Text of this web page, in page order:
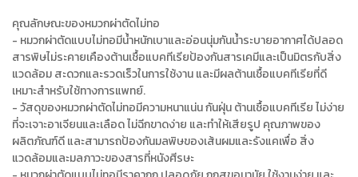
คุณลักษณะของหมวกผ่าตัดไม่ทอ
- หมวกผ่าตัดแบบไม่ทอมีน้ำหนักเบาและอ่อนนุ่มกันน้ำระบายอากาศได้ปลอด
สารพิษไม่ระคายเคืองต้านเชื้อแบคทีเรียป้องกันสารเคมีและเป็นมิตรกับสิ่ง
แวดล้อม สะดวกและรวดเร็วในการใช้งาน และมีผลต้านเชื้อแบคทีเรียที่ดี
เหมาะสำหรับใช้ทางการแพทย์.
- วัสดุของหมวกผ่าตัดไม่ทอมีความหนาแน่น กันฝุ่น ต้านเชื้อแบคทีเรีย ไม่ง่าย
ที่จะเจาะอาเจียนและเลือด ไม่ฉีกขาดง่าย และทำให้เสียรูป คุณภาพของ
ผลิตภัณฑ์ดี และสามารถป้องกันมลพิษของเส้นผมและรังแคเพื่อ สิ่ง
แวดล้อมและมลภาวะของสารที่หนังศีรษะ